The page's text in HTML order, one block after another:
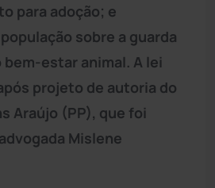
para adoção; e
sobre a guarda
estar animal. A lei
projeto de autoria do
Araújo (PP), que foi
Mislene